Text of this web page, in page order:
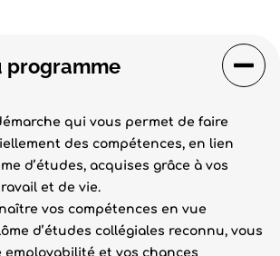
programme
qui vous permet de faire
des compétences, en lien
d’études, acquises grâce à vos
et de vie.
vos compétences en vue
d’études collégiales reconnu, vous
employabilité et vos chances